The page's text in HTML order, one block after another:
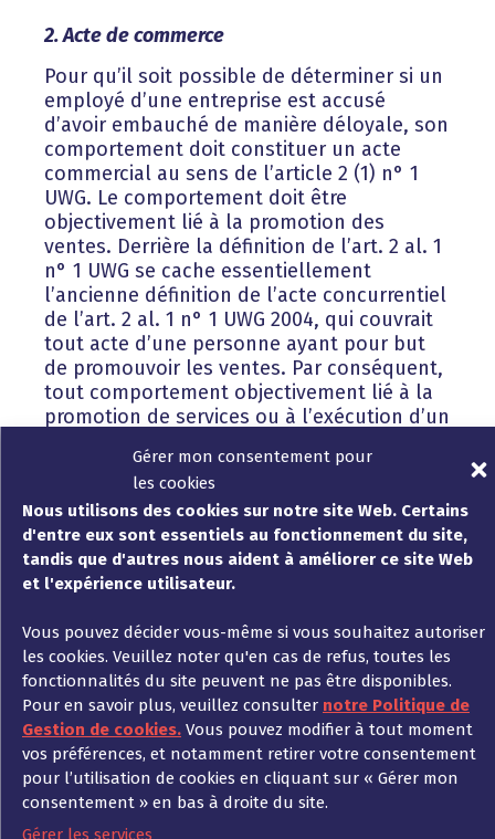
Gérer mon consentement pour
les cookies
Nous utilisons des cookies sur notre site Web. Certains
d'entre eux sont essentiels au fonctionnement du site,
tandis que d'autres nous aident à améliorer ce site Web
et l'expérience utilisateur.
Vous pouvez décider vous-même si vous souhaitez autoriser
les cookies. Veuillez noter qu'en cas de refus, toutes les
fonctionnalités du site peuvent ne pas être disponibles.
Pour en savoir plus, veuillez consulter notre Politique de
Gestion de cookies. Vous pouvez modifier à tout moment
vos préférences, et notamment retirer votre consentement
pour l’utilisation de cookies en cliquant sur « Gérer mon
consentement » en bas à droite du site.
Gérer les services
2. Acte de commerce
Pour qu’il soit possible de déterminer si un
employé d’une entreprise est accusé
d’avoir embauché de manière déloyale, son
comportement doit constituer un acte
commercial au sens de l’article 2 (1) n° 1
UWG. Le comportement doit être
objectivement lié à la promotion des
ventes. Derrière la définition de l’art. 2 al. 1
n° 1 UWG se cache essentiellement
l’ancienne définition de l’acte concurrentiel
de l’art. 2 al. 1 n° 1 UWG 2004, qui couvrait
tout acte d’une personne ayant pour but
de promouvoir les ventes. Par conséquent,
tout comportement objectivement lié à la
promotion de services ou à l’exécution d’un
également couvert.
Si, par exemple, des discussions ont lieu
entre le gérant et ses employés sur la
manière dont le besoin en personnel
supplémentaire peut être satisfait, par
nouvelles commandes, alors, en fonction
de ce qui a été discuté exactement au
cours de ces discussions, cela peut déjà
être suffisant pour pouvoir prouver que ces
discussions étaient en rapport avec la
promotion des ventes.
Les employés qui ont agi sur cette base et
ont entrepris des tentatives de débauchage